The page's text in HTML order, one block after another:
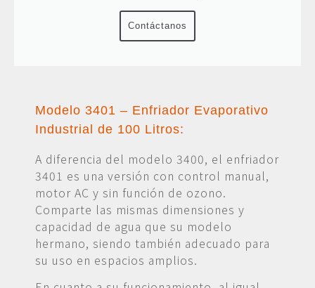
Contáctanos
Modelo 3401 – Enfriador Evaporativo
Industrial de 100 Litros:
A diferencia del modelo 3400, el enfriador
3401 es una versión con control manual,
motor AC y sin función de ozono.
Comparte las mismas dimensiones y
capacidad de agua que su modelo
hermano, siendo también adecuado para
su uso en espacios amplios.